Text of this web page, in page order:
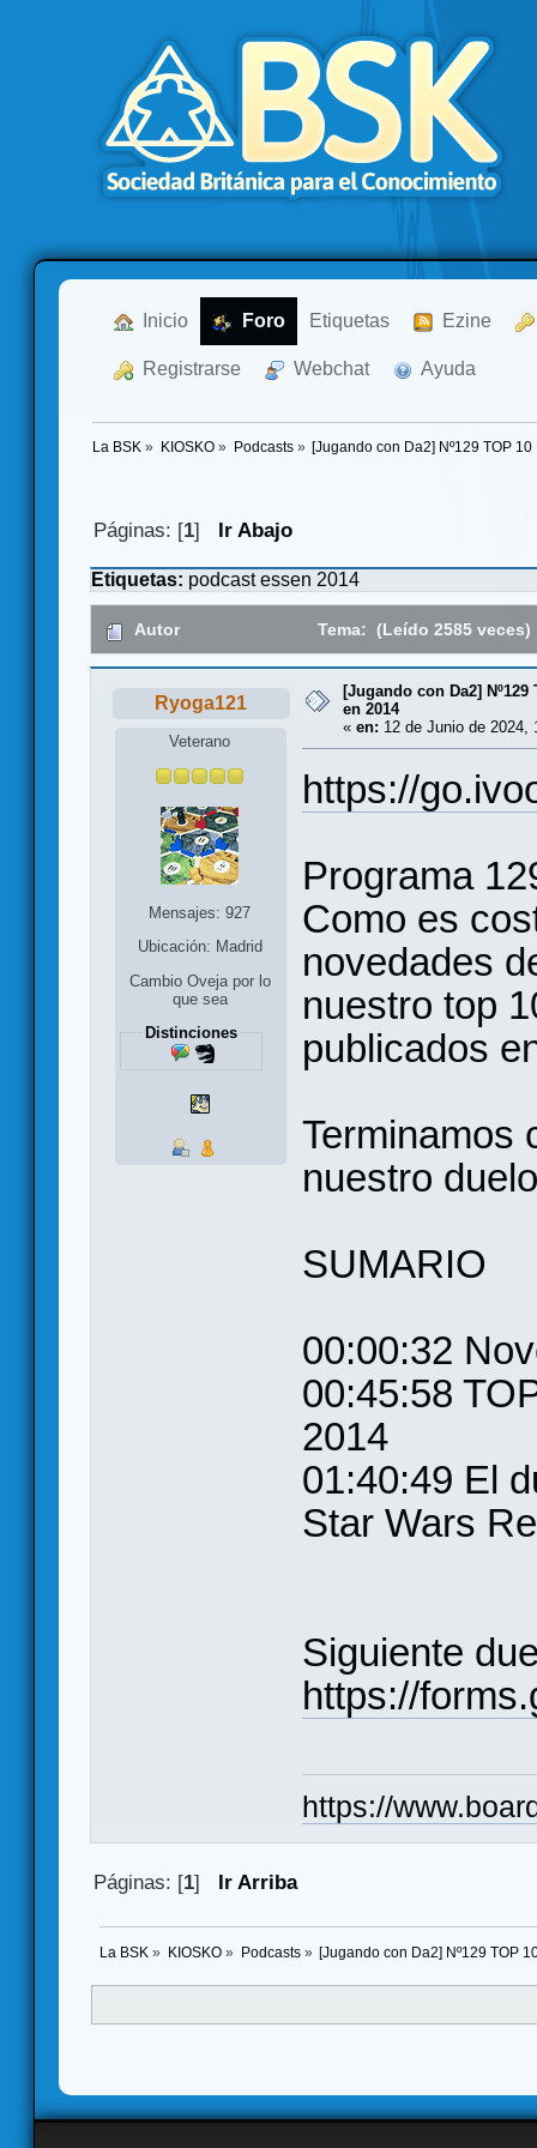
Inicio Foro Etiquetas Ezine
Registrarse Webchat Ayuda
La BSK » KIOSKO» Podcasts» [Jugando con Da2] Nº129 TOP
Páginas: [1] Ir Abajo
Etiquetas: podcast essen 2014
Autor Tema: (Leído 2585 veces)
Ryoga121
Veterano
Mensajes: 927
Ubicación: Madrid
Cambio Oveja por lo
que sea
Distinciones
[Jugando con Da2]
en 2014
« en: 12 de Junio de 2024,
https://
Programa
Como es
novedades
nuestro top
publicados
Terminamos
nuestro
SUMARIO
00:00:32
00:45:58
2014
01:40:49 El
Star Wars
Siguiente
https://
https://
Páginas: [1] Ir Arriba
La BSK » KIOSKO» Podcasts» [Jugando con Da2] Nº129 TOP